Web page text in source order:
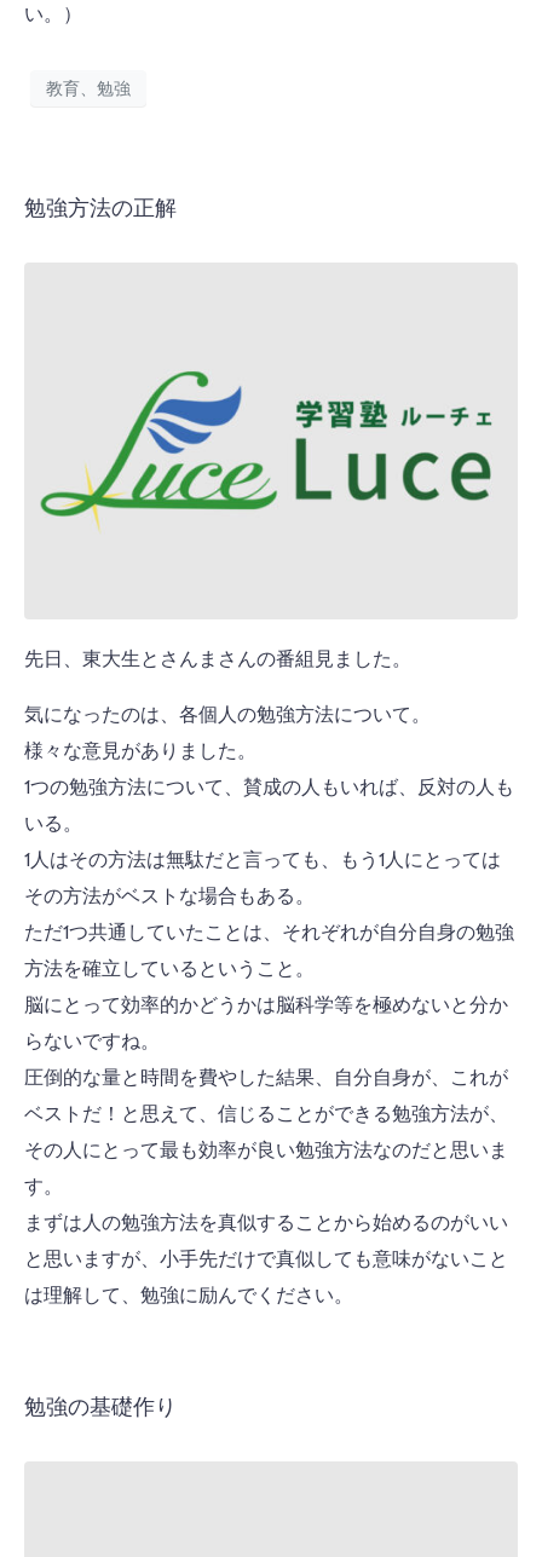
い。）
教育、勉強
勉強方法の正解
先日、東大生とさんまさんの番組見ました。
気になったのは、各個人の勉強方法について。
様々な意見がありました。
1つの勉強方法について、賛成の人もいれば、反対の人も
いる。
1人はその方法は無駄だと言っても、もう1人にとっては
その方法がベストな場合もある。
ただ1つ共通していたことは、それぞれが自分自身の勉強
方法を確立しているということ。
脳にとって効率的かどうかは脳科学等を極めないと分か
らないですね。
圧倒的な量と時間を費やした結果、自分自身が、これが
ベストだ！と思えて、信じることができる勉強方法が、
その人にとって最も効率が良い勉強方法なのだと思いま
す。
まずは人の勉強方法を真似することから始めるのがいい
と思いますが、小手先だけで真似しても意味がないこと
は理解して、勉強に励んでください。
勉強の基礎作り